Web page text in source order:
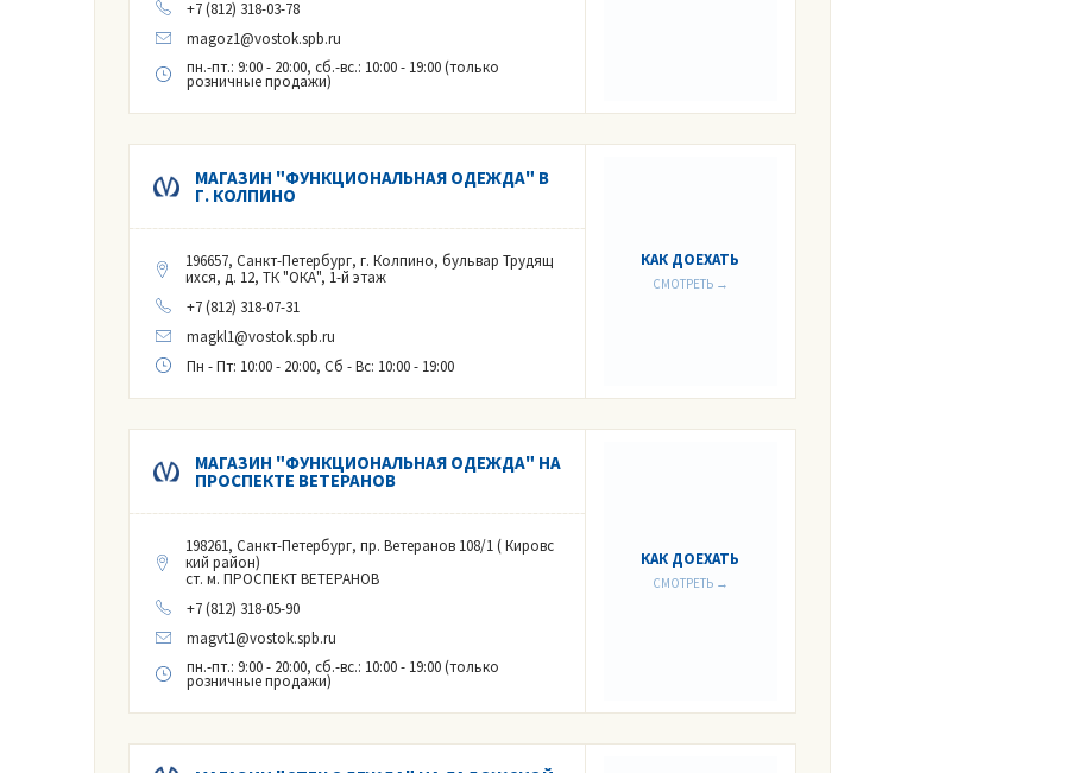
+7 (812) 318-03-78
magoz1@vostok.spb.ru
пн.-пт.: 9:00 - 20:00, сб.-вс.: 10:00 - 19:00 (только
розничные продажи)
МАГАЗИН "ФУНКЦИОНАЛЬНАЯ ОДЕЖДА" В
Г. КОЛПИНО
196657, Санкт-Петербург, г. Колпино, бульвар Трудящ
ихся, д. 12, ТК "ОКА", 1-й этаж
+7 (812) 318-07-31
magkl1@vostok.spb.ru
Пн - Пт: 10:00 - 20:00, Сб - Вс: 10:00 - 19:00
КАК ДОЕХАТЬ
СМОТРЕТЬ →
МАГАЗИН "ФУНКЦИОНАЛЬНАЯ ОДЕЖДА" НА
ПРОСПЕКТЕ ВЕТЕРАНОВ
198261, Санкт-Петербург, пр. Ветеранов 108/1 ( Кировс
кий район)
ст. м. ПРОСПЕКТ ВЕТЕРАНОВ
+7 (812) 318-05-90
magvt1@vostok.spb.ru
пн.-пт.: 9:00 - 20:00, сб.-вс.: 10:00 - 19:00 (только
розничные продажи)
КАК ДОЕХАТЬ
СМОТРЕТЬ →